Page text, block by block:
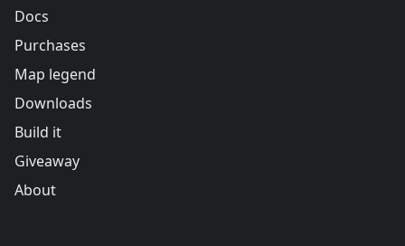
Docs
Purchases
Map legend
Downloads
Build it
Giveaway
About